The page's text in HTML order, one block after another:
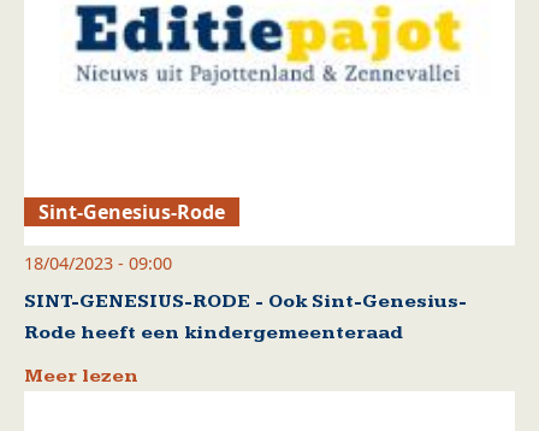
Sint-Genesius-Rode
18/04/2023 - 09:00
SINT-GENESIUS-RODE - Ook Sint-Genesius-
Rode heeft een kindergemeenteraad
Meer lezen